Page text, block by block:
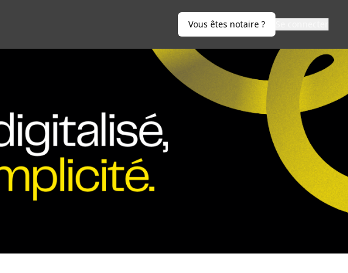
Vous êtes notaire ?